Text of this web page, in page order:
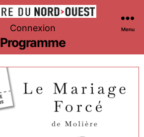
Théâtre
du
Nord-
Ouest
Connexion Menu
Programme